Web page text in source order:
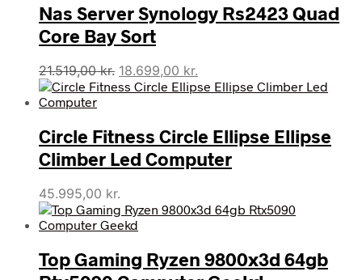
Nas Server Synology Rs2423 Quad
Core Bay Sort
21.519,00kr. Den
oprindelige
21.519,00 kr..
18.699,00 kr.
aktuelle
18.699,00 kr..
Circle Fitness Circle Ellipse Ellipse
Climber Led Computer
45.995,00 kr.
Top Gaming Ryzen 9800x3d 64gb